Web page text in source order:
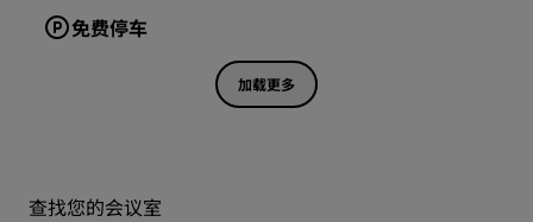
免费停车
加载更多
查找您的会议室